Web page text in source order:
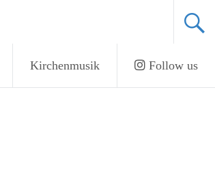
Kirchenmusik Follow us